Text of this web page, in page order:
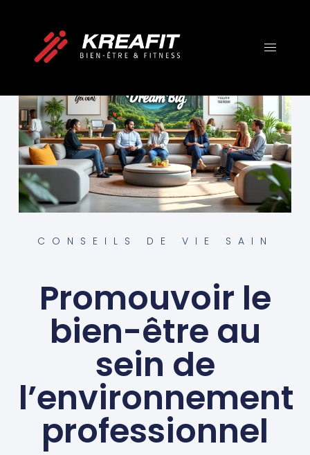
CONSEILS DE VIE SAIN
Promouvoir le
bien-être au
sein de
l’environnement
professionnel